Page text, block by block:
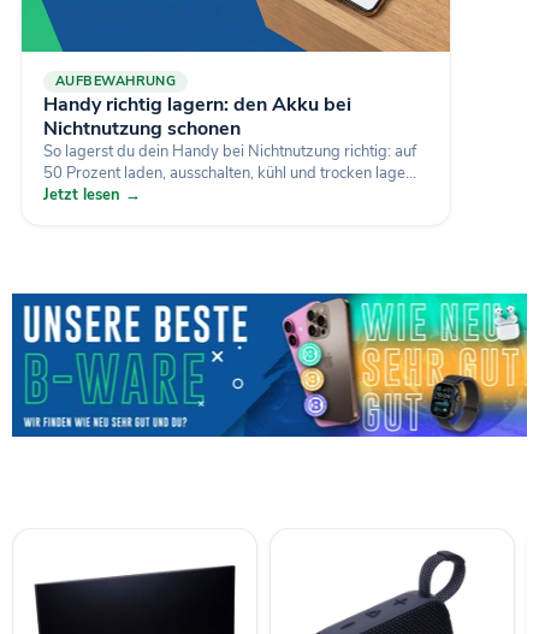
AUFBEWAHRUNG
Handy richtig lagern: den Akku bei
Nichtnutzung schonen
So lagerst du dein Handy bei Nichtnutzung richtig: auf
50 Prozent laden, ausschalten, kühl und trocken lage...
Jetzt lesen →